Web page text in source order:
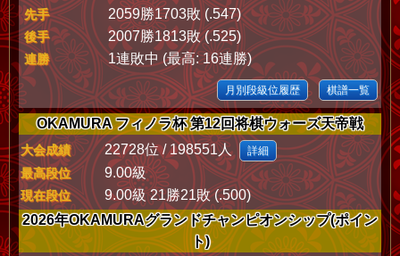
先手 2059勝1703敗 (.547)
後手 2007勝1813敗 (.525)
連勝 1連敗中 (最高: 16連勝)
月別段級位履歴 棋譜一覧
OKAMURA フィノラ杯 第12回将棋ウォーズ天帝戦
大会成績 22728位 / 198551人 詳細
最高段位 9.00級
現在段位
9.00級 21勝21敗 (.500)
2026年OKAMURAグランドチャンピオンシップ(ポイン
ト)